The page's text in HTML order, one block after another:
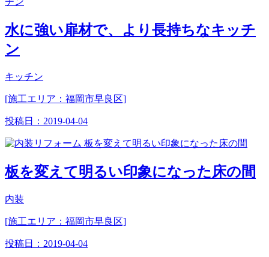
水に強い扉材で、より長持ちなキッチ
ン
キッチン
[施工エリア：福岡市早良区]
投稿日： 2019-04-04
板を変えて明るい印象になった床の間
内装
[施工エリア：福岡市早良区]
投稿日： 2019-04-04